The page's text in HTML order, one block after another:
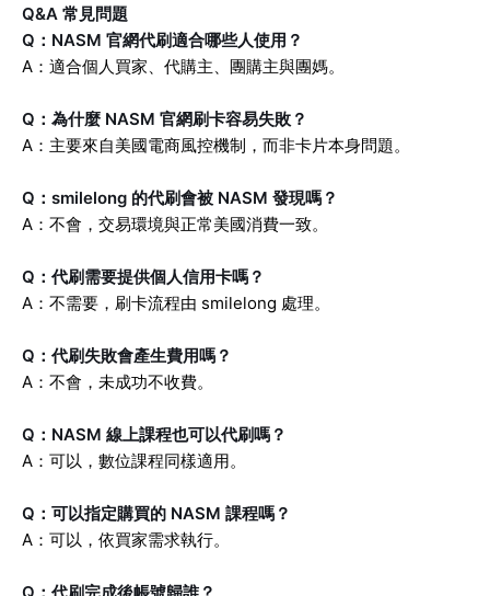
Q&A 常見問題
Q：NASM 官網代刷適合哪些人使用？
A：適合個人買家、代購主、團購主與團媽。
Q：為什麼 NASM 官網刷卡容易失敗？
A：主要來自美國電商風控機制，而非卡片本身問題。
Q：smilelong 的代刷會被 NASM 發現嗎？
A：不會，交易環境與正常美國消費一致。
Q：代刷需要提供個人信用卡嗎？
A：不需要，刷卡流程由 smilelong 處理。
Q：代刷失敗會產生費用嗎？
A：不會，未成功不收費。
Q：NASM 線上課程也可以代刷嗎？
A：可以，數位課程同樣適用。
Q：可以指定購買的 NASM 課程嗎？
A：可以，依買家需求執行。